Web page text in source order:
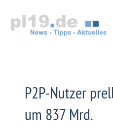
springen
P2P-Nutzer
um 837 Mrd.